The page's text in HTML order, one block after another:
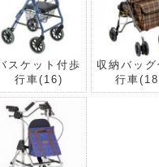
スケット付歩
行車(16)
収納バッ
行車